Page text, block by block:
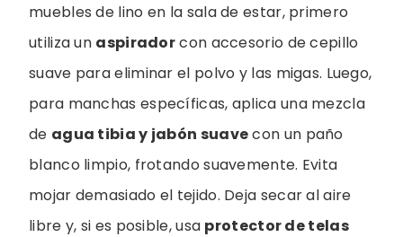
muebles de lino en la sala de estar, primero
utiliza un aspiradorcon accesorio de cepillo
suave para eliminar el polvo y las migas. Luego,
para manchas específicas, aplica una mezcla
de agua tibia y jabón suavecon un paño
blanco limpio, frotando suavemente. Evita
mojar demasiado el tejido. Deja secar al aire
libre y, si es posible, usa protector de telas